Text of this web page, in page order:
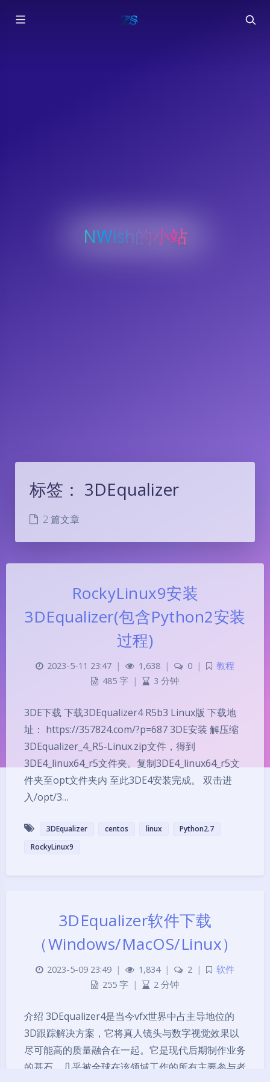
NWish的小站
Sans Serif
浅阴影 深阴影
关闭 日落
标签： 3DEqualizer
2 篇文章
RockyLinux9安装
3DEqualizer(包含Python2安装
过程)
2023-5-11 23:47 | 1,638 | 0 |
教程
485 字 | 3 分钟
3DE下载 下载3DEqualizer4 R5b3 Linux版 下载地
址： https://357824.com/?p=687 3DE安装 解压缩
3DEqualizer_4_R5-Linux.zip文件，得到
3DE4_linux64_r5文件夹。复制3DE4_linux64_r5文
件夹至opt文件夹内 至此3DE4安装完成。 双击进
入/opt/3…
3DEqualizer centos linux
Python2.7
RockyLinux9
3DEqualizer软件下载
（Windows/MacOS/Linux）
2023-5-09 23:49 | 1,834 | 2 |
软件
255 字 | 2 分钟
介绍 3DEqualizer4是当今vfx世界中占主导地位的
3D跟踪解决方案，它将真人镜头与数字视觉效果以
尽可能高的质量融合在一起。它是现代后期制作业务
的基石，几乎被全球在该领域工作的所有主要参与者